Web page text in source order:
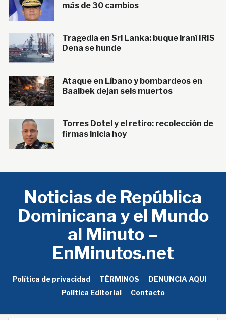
más de 30 cambios
Tragedia en Sri Lanka: buque iraní IRIS
Dena se hunde
Ataque en Líbano y bombardeos en
Baalbek dejan seis muertos
Torres Dotel y el retiro: recolección de
firmas inicia hoy
Noticias de República
Dominicana y el Mundo
al Minuto –
EnMinutos.net
Política de privacidad TÉRMINOS
DENUNCIA AQUI
Política Editorial
Contacto